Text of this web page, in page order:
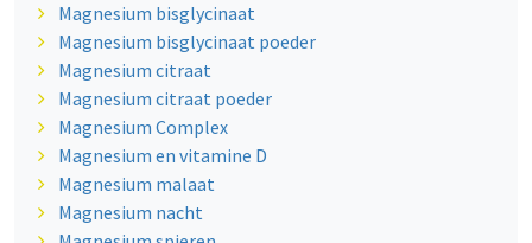
Magnesium bisglycinaat
Magnesium bisglycinaat poeder
Magnesium citraat
Magnesium citraat poeder
Magnesium Complex
Magnesium en vitamine D
Magnesium malaat
Magnesium nacht